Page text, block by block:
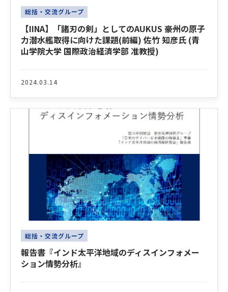
総括・交流グループ
【IINA】「諸刃の剣」としてのAUKUS ――豪州の原子
力潜水艦取得に向けた課題(前編) 佐竹 知彦氏 (青
山学院大学 国際政治経済学部 准教授)
2024.03.14
総括・交流グループ
報告書『インド太平洋地域のディスインフォメー
ション情勢分析』